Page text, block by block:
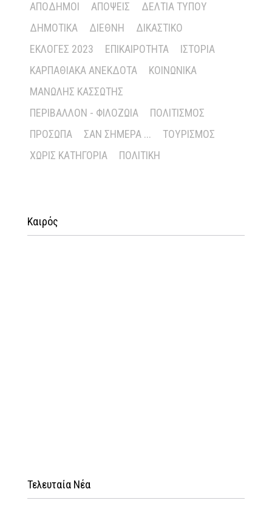
ΑΠΌΔΗΜΟΙ ΑΠΌΨΕΙΣ
ΔΕΛΤΊΑ ΤΎΠΟΥ
ΔΗΜΟΤΙΚΆ
ΔΙΕΘΝΉ
ΔΙΚΑΣΤΙΚΌ
ΕΚΛΟΓΈΣ 2023
ΕΠΙΚΑΙΡΌΤΗΤΑ
ΙΣΤΟΡΊΑ
ΚΑΡΠΑΘΙΑΚΆ ΑΝΈΚΔΟΤΑ
ΚΟΙΝΩΝΙΚΆ
ΜΑΝΏΛΗΣ ΚΑΣΣΏΤΗΣ
ΠΕΡΙΒΆΛΛΟΝ - ΦΙΛΟΖΩΊΑ
ΠΟΛΙΤΙΣΜΌΣ
ΠΡΌΣΩΠΑ
ΣΑΝ ΣΉΜΕΡΑ ...
ΤΟΥΡΙΣΜΌΣ
ΧΩΡΊΣ ΚΑΤΗΓΟΡΊΑ
ΠΟΛΙΤΙΚΉ
Καιρός
Τελευταία Νέα